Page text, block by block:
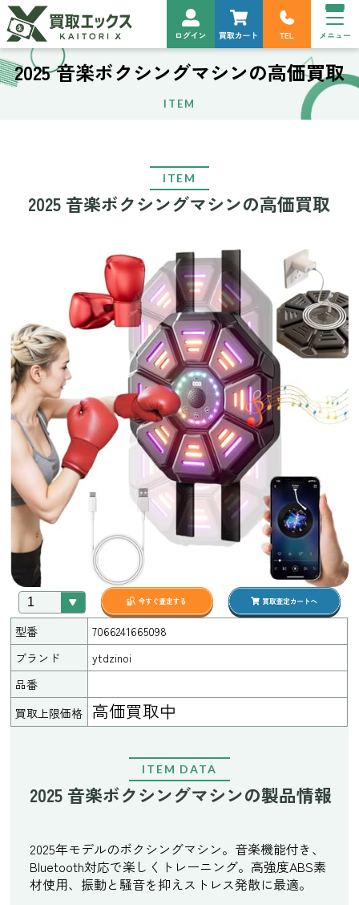
2025 音楽ボクシングマシンの高価買取
ITEM
ITEM
2025 音楽ボクシングマシンの高価買取
型番
7066241665098
ブランド
ytdzinoi
品番
買取上限価格
高価買取中
ITEM DATA
2025 音楽ボクシングマシンの製品情報
2025年モデルのボクシングマシン。音楽機能付き、
Bluetooth対応で楽しくトレーニング。高強度ABS素
材使用、振動と騒音を抑えストレス発散に最適。